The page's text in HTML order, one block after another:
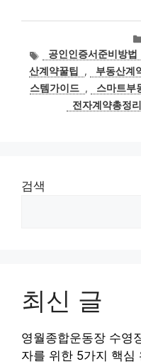
태
그
공인인증서준비방법
산계약꿀팁
, 부동산계
스템가이드 , 스마트부
전자계약총정리
검색
최신 글
영월종합운동장 수영
자를 위한 5가지 핵심